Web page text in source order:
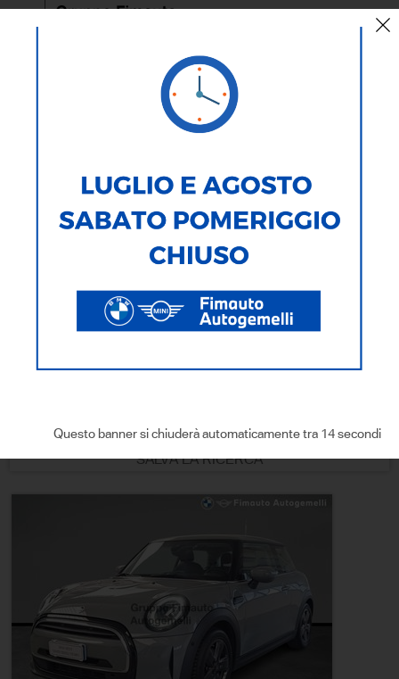
Questo banner si chiuderà automaticamente tra 13 secondi
AUTO
MOTO
TIPOLOGIA MARCA
ALIMENTAZIONE
CARROZZERIA
Ricerca testuale
Ricerca avanzata
SALVA LA RICERCA